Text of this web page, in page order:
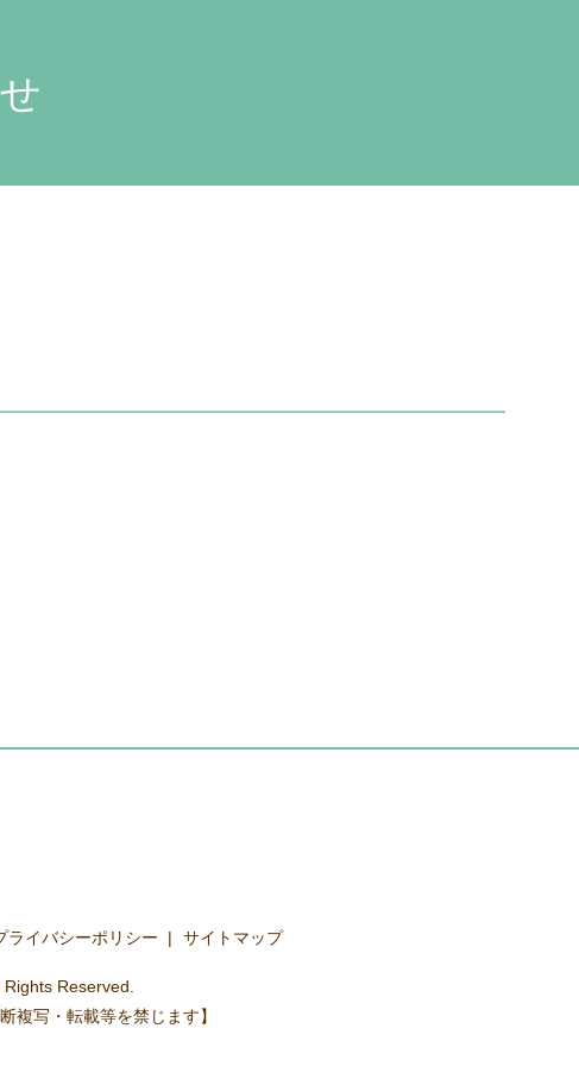
ライバシーポリシー サイトマップ
Reserved.
複写・転載等を禁じます】